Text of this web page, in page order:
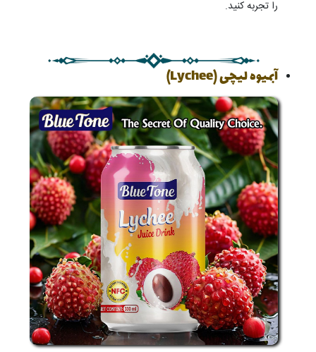
را تجربه کنید.
آبمیوه لیچی (Lychee)